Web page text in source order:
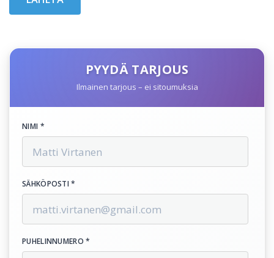
PYYDÄ TARJOUS
Ilmainen tarjous – ei sitoumuksia
NIMI *
SÄHKÖPOSTI *
PUHELINNUMERO *